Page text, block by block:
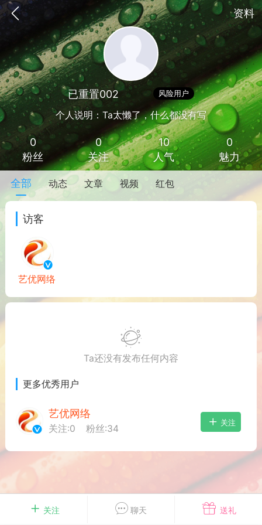
资料
手机
游戏
任务
网络
VIP 7
29 21:24
网盘下载
Laptop Go 2 i5/8/128 – Windows
关注 聊天 送礼
已重置002 Lv 1 风险用户
个人说明：Ta太懒了，什么都没有写
0
粉丝
0
关注
10
人气
0
魅力
全部 动态 文章 视频 红包
访客
艺优网络
Ta还没有发布任何内容
更多优秀用户
艺优网络
关注:0 粉丝:34
关注